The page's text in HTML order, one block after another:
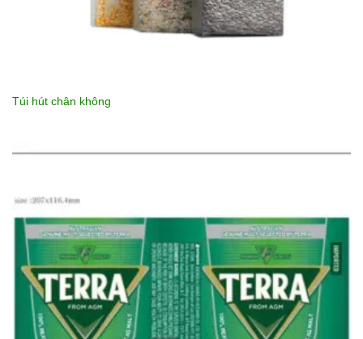
Túi hút chân không